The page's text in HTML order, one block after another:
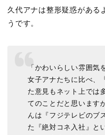
久代アナは整形疑惑がある
うです。
「かわいらしい雰囲気
女子アナたちに比べ、
た意見もネット上では
てのことだと思います
んは『フジテレビのブ
た『絶対コネ入社』と